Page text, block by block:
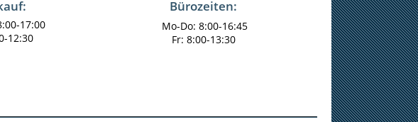
17:00
12:30
Bürozeiten:
Mo-Do: 8:00-16:45
Fr: 8:00-13:30